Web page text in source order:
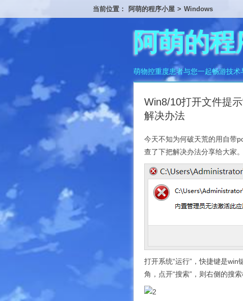
当前位置： 阿萌的程序小屋 > Windows
阿萌的
萌物控重度患者与您一起畅游技术
Win8/10打开文件提
解决办法
今天不知为何破天荒的用自带
查了下把解决办法分享给大家。
打开系统“运行”，快捷键是
角，点开“搜索”，则右侧的搜索